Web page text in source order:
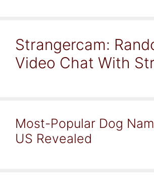
Strangercam:
Video Chat With
Most-Popular Dog
US Revealed